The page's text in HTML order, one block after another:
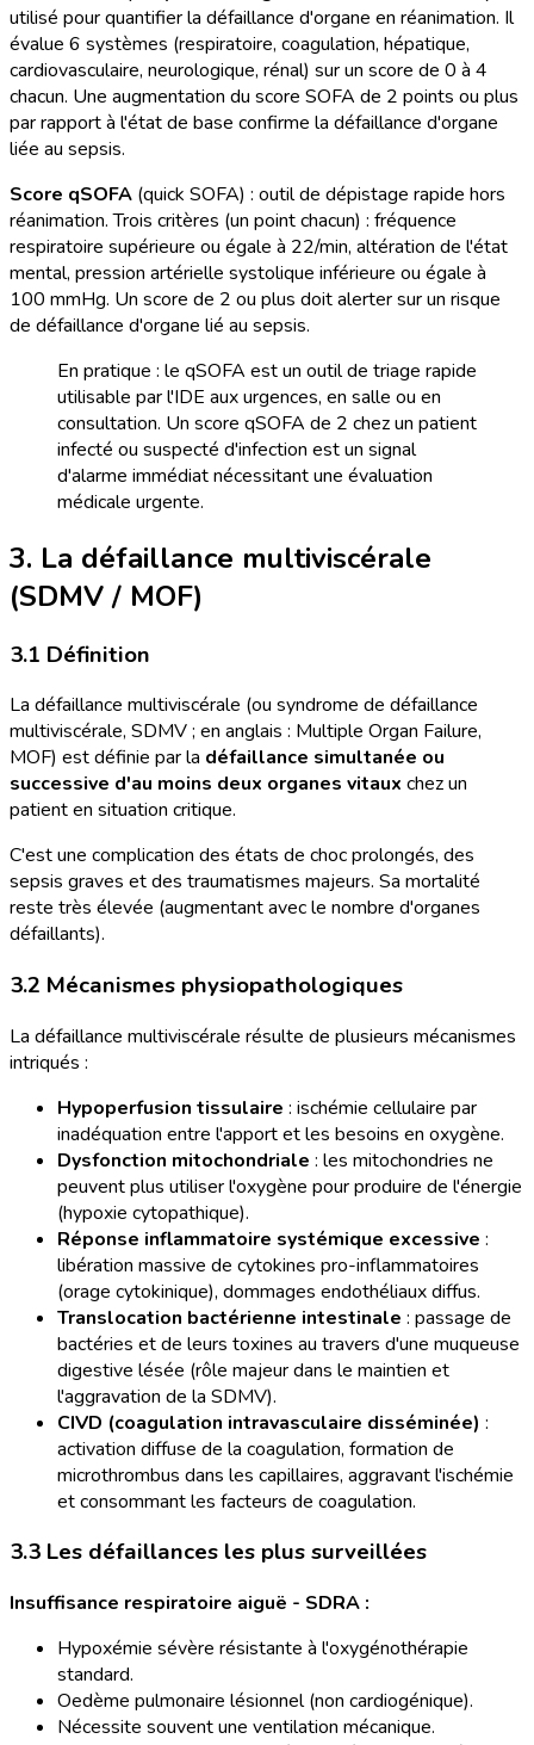
utilisé pour quantifier la défaillance d'organe en réanimation. Il
évalue 6 systèmes (respiratoire, coagulation, hépatique,
cardiovasculaire, neurologique, rénal) sur un score de 0 à 4
chacun. Une augmentation du score SOFA de 2 points ou plus
par rapport à l'état de base confirme la défaillance d'organe
liée au sepsis.
Score qSOFA (quick SOFA) : outil de dépistage rapide hors
réanimation. Trois critères (un point chacun) : fréquence
respiratoire supérieure ou égale à 22/min, altération de l'état
mental, pression artérielle systolique inférieure ou égale à
100 mmHg. Un score de 2 ou plus doit alerter sur un risque
de défaillance d'organe lié au sepsis.
En pratique : le qSOFA est un outil de triage rapide
utilisable par l'IDE aux urgences, en salle ou en
consultation. Un score qSOFA de 2 chez un patient
infecté ou suspecté d'infection est un signal
d'alarme immédiat nécessitant une évaluation
médicale urgente.
3. La défaillance multiviscérale
(SDMV / MOF)
3.1 Définition
La défaillance multiviscérale (ou syndrome de défaillance
multiviscérale, SDMV ; en anglais : Multiple Organ Failure,
MOF) est définie par la défaillance simultanée ou
successive d'au moins deux organes vitaux chez un
patient en situation critique.
C'est une complication des états de choc prolongés, des
sepsis graves et des traumatismes majeurs. Sa mortalité
reste très élevée (augmentant avec le nombre d'organes
défaillants).
3.2 Mécanismes physiopathologiques
La défaillance multiviscérale résulte de plusieurs mécanismes
intriqués :
Hypoperfusion tissulaire : ischémie cellulaire par
inadéquation entre l'apport et les besoins en oxygène.
Dysfonction mitochondriale : les mitochondries ne
peuvent plus utiliser l'oxygène pour produire de l'énergie
(hypoxie cytopathique).
Réponse inflammatoire systémique excessive :
libération massive de cytokines pro-inflammatoires
(orage cytokinique), dommages endothéliaux diffus.
Translocation bactérienne intestinale : passage de
bactéries et de leurs toxines au travers d'une muqueuse
digestive lésée (rôle majeur dans le maintien et
l'aggravation de la SDMV).
CIVD (coagulation intravasculaire disséminée) :
activation diffuse de la coagulation, formation de
microthrombus dans les capillaires, aggravant l'ischémie
et consommant les facteurs de coagulation.
3.3 Les défaillances les plus surveillées
Insuffisance respiratoire aiguë - SDRA :
Hypoxémie sévère résistante à l'oxygénothérapie
standard.
Oedème pulmonaire lésionnel (non cardiogénique).
Nécessite souvent une ventilation mécanique.